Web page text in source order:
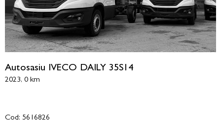
Autosasiu IVECO DAILY 35S14
2023, 0 km
Cod: 5616826